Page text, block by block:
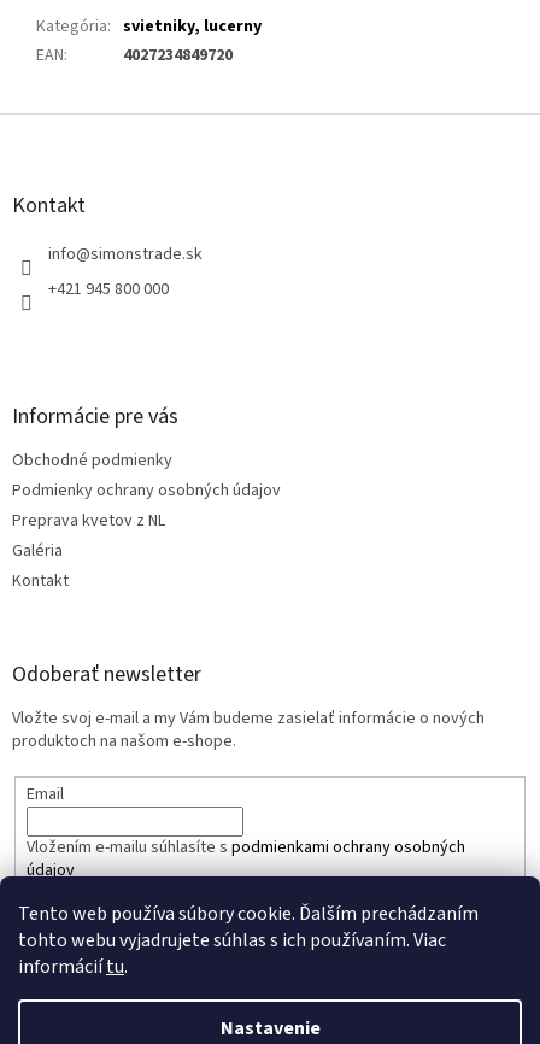
Tento web používa súbory cookie. Ďalším prechádzaním
tohto webu vyjadrujete súhlas s ich používaním. Viac
informáciítu.
Nastavenie
Kategória: svietniky, lucerny
EAN: 4027234849720
Z
Kontakt
info@simonstrade.sk
+421 945 800 000
Informácie pre vás
Obchodné podmienky
Podmienky ochrany osobných údajov
Preprava kvetov z NL
Galéria
Kontakt
Odoberať newsletter
Vložte svoj e-mail a my Vám budeme zasielať informácie o nových
produktoch na našom e-shope.
Email
Vložením e-mailu súhlasíte s podmienkami ochrany osobných
údajov
PRIHLÁSIŤ SA
Vytvoril Shoptet